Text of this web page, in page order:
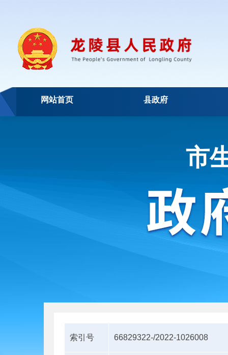
网站首页 县政府
市
索引号 66829322-/2022-1026008